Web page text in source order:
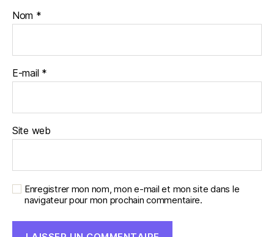
Nom *
E-mail *
Site web
Enregistrer mon nom, mon e-mail et mon site dans le
navigateur pour mon prochain commentaire.